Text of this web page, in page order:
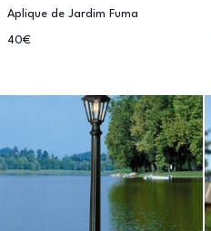
Aplique de Jardim Fuma
40€